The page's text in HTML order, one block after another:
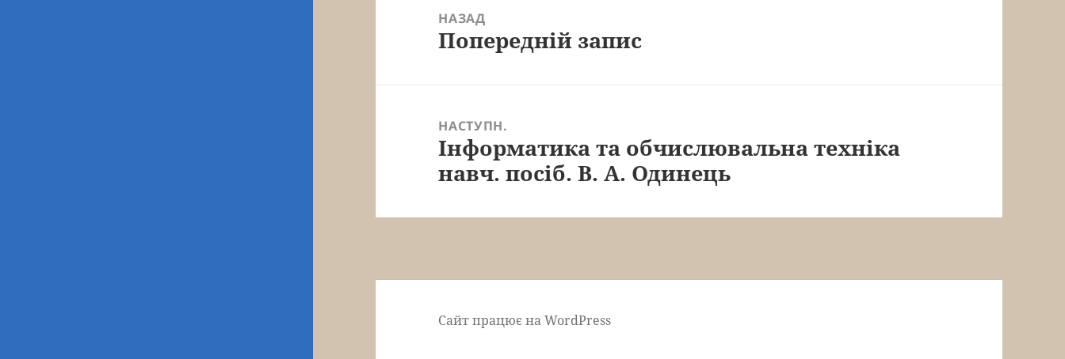
НАЗАД
Попередній
Попередній запис
НАСТУПН.
Наступний
запис:
Інформатика та обчислювальна техніка
навч. посіб. В. А. Одинець
Сайт працює на WordPress